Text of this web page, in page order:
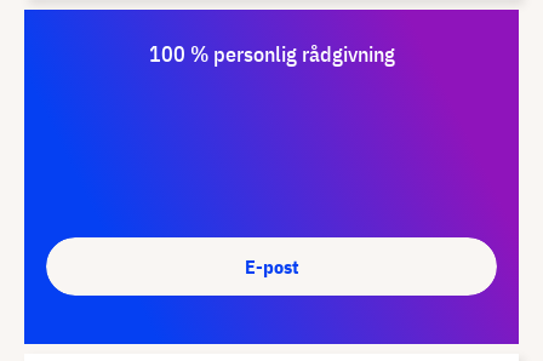
100 % personlig rådgivning
E-post